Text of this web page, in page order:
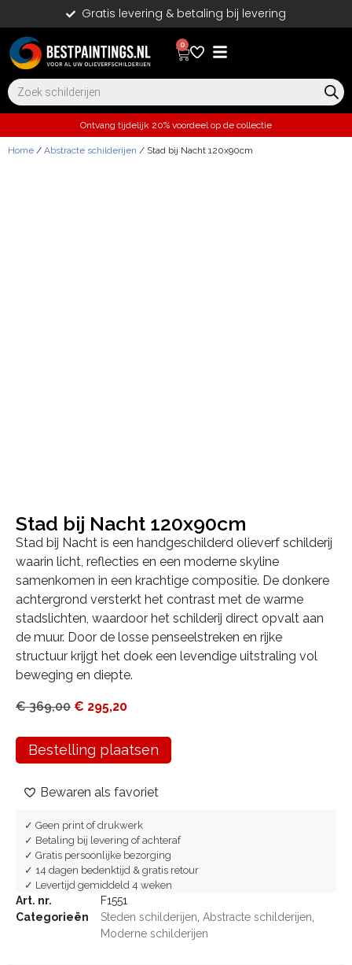
Gratis levering & betaling bij levering
0
Ontvang tijdelijk 20% voordeel op de collectie
Home / Abstracte schilderijen / Stad bij Nacht 120x90cm
Stad bij Nacht 120x90cm
Stad bij Nacht is een handgeschilderd olieverf schilderij
waarin licht, reflecties en een moderne skyline
samenkomen in een krachtige compositie. De donkere
achtergrond versterkt het contrast met de warme
stadslichten, waardoor het schilderij direct opvalt aan
de muur. Door de losse penseelstreken en rijke
structuur krijgt het doek een levendige uitstraling vol
beweging en diepte.
€369,00 € 295,20
Bestelling plaatsen
Bewaren als favoriet
✓ Geen print of drukwerk
✓ Betaling bij levering of achteraf
✓ Gratis persoonlijke bezorging
✓ 14 dagen bedenktijd & gratis retour
✓ Levertijd gemiddeld 4 weken
Art. nr.
F1551
Categorieën
Steden schilderijen Abstracte schilderijen
Moderne schilderijen